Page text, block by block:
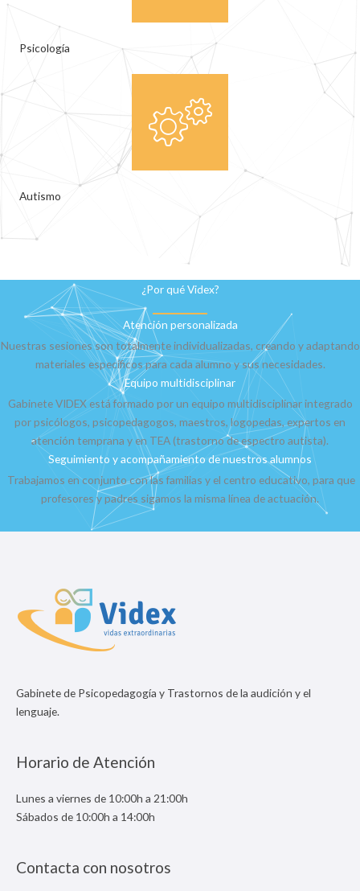
Psicología
Autismo
¿Por qué Videx?
Atención personalizada
Nuestras sesiones son totalmente individualizadas, creando y adaptando
materiales específicos para cada alumno y sus necesidades.
Equipo multidisciplinar
Gabinete VIDEX está formado por un equipo multidisciplinar integrado
por psicólogos, psicopedagogos, maestros, logopedas, expertos en
atención temprana y en TEA (trastorno de espectro autista).
Seguimiento y acompañamiento de nuestros alumnos
Trabajamos en conjunto con las familias y el centro educativo, para que
profesores y padres sigamos la misma línea de actuación.
Gabinete de Psicopedagogía y Trastornos de la audición y el
lenguaje.
Horario de Atención
Lunes a viernes de 10:00h a 21:00h
Sábados de 10:00h a 14:00h
Contacta con nosotros